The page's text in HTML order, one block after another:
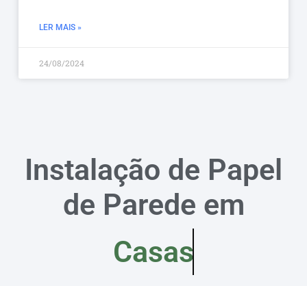
LER MAIS »
24/08/2024
Instalação de Papel
de Parede em
Casas